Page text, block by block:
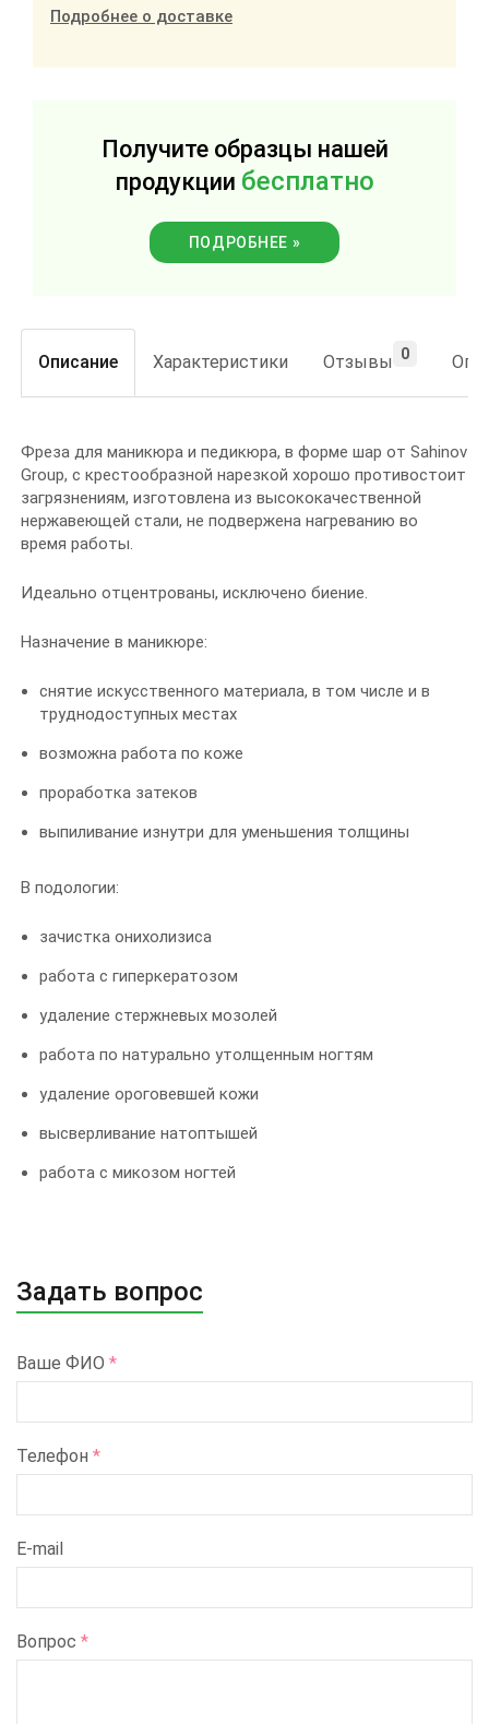
Подробнее о доставке
Получите образцы нашей
продукции бесплатно
ПОДРОБНЕЕ »
Описание Характеристики Отзывы 0
Фреза для маникюра и педикюра, в форме шар от Sahinov
Group, с крестообразной нарезкой хорошо противостоит
загрязнениям, изготовлена из высококачественной
нержавеющей стали, не подвержена нагреванию во
время работы.
Идеально отцентрованы, исключено биение.
Назначение в маникюре:
снятие искусственного материала, в том числе и в
труднодоступных местах
возможна работа по коже
проработка затеков
выпиливание изнутри для уменьшения толщины
В подологии:
зачистка онихолизиса
работа с гиперкератозом
удаление стержневых мозолей
работа по натурально утолщенным ногтям
удаление ороговевшей кожи
высверливание натоптышей
работа с микозом ногтей
Задать вопрос
Ваше ФИО *
Телефон *
E-mail
Вопрос *